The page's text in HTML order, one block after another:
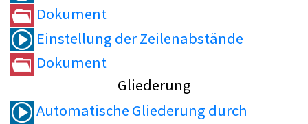
Dokument
Einstellung der Zeilenabstände
Dokument
Gliederung
Automatische Gliederung durch